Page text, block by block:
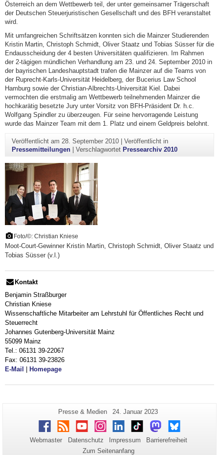
Österreich an dem Wettbewerb teil, der unter gemeinsamer Trägerschaft
der Deutschen Steuerjuristischen Gesellschaft und des BFH veranstaltet
wird.
Mit umfangreichen Schriftsätzen konnten sich die Mainzer Studierenden
Kristin Martin, Christoph Schmidt, Oliver Staatz und Tobias Süsser für die
Endausscheidung der 4 besten Universitäten qualifizieren. Im Rahmen
der 2-tägigen mündlichen Verhandlung am 23. und 24. September 2010 in
der bayrischen Landeshauptstadt trafen die Mainzer auf die Teams von
der Ruprecht-Karls-Universität Heidelberg, der Bucerius Law School
Hamburg sowie der Christian-Albrechts-Universität Kiel. Dabei
vermochten die erstmalig am Wettbewerb teilnehmenden Mainzer die
hochkarätig besetzte Jury unter Vorsitz von BFH-Präsident Dr. h.c.
Wolfgang Spindler zu überzeugen. Für seine hervorragende Leistung
wurde das Mainzer Team mit dem 1. Platz und einem Geldpreis belohnt.
Veröffentlicht am 28. September 2010| Veröffentlicht in
Pressemitteilungen| Verschlagwortet Pressearchiv 2010
Foto/©: Christian Kniese
Moot-Court-Gewinner Kristin Martin, Christoph Schmidt, Oliver Staatz und
Tobias Süsser (v.l.)
Kontakt
Benjamin Straßburger
Christian Kniese
Wissenschaftliche Mitarbeiter am Lehrstuhl für Öffentliches Recht und
Steuerrecht
Johannes Gutenberg-Universität Mainz
55099 Mainz
Tel.: 06131 39-22067
Fax: 06131 39-23826
E-Mail | Homepage
Zusätzliche
Informationen
zu
dieser
Seiten-
Name:
Presse & Medien
Letzte
Aktualisierung:
24. Januar 2023
Facebook
RSS YoutubeInstagram
LinkedInTikTokMastodonBluesky
Webmaster Datenschutz Impressum
Barrierefreiheit
Zum Seitenanfang